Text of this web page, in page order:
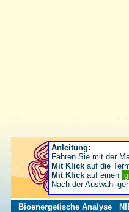
Bioenergetische Analyse
Anleitung:
Fahren Sie mit der
Mit Klick auf die
Mit Klick auf einen
Nach der Auswahl